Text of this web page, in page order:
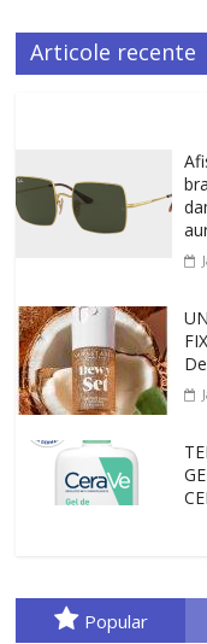
Articole recente
Popular